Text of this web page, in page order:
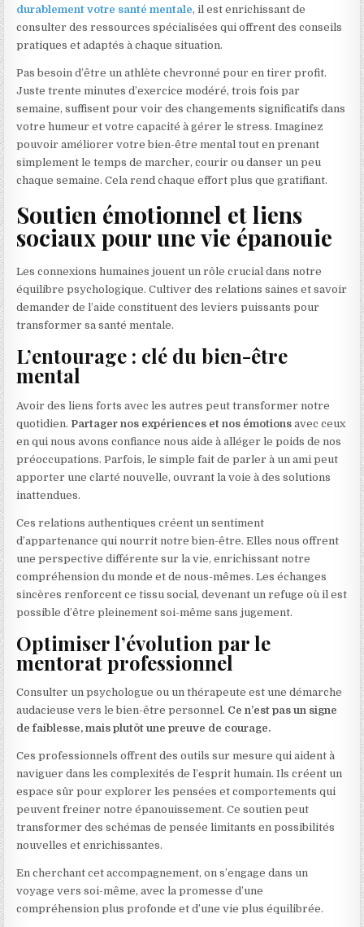
durablement votre santé mentale, il est enrichissant de
consulter des ressources spécialisées qui offrent des conseils
pratiques et adaptés à chaque situation.
Pas besoin d’être un athlète chevronné pour en tirer profit.
Juste trente minutes d’exercice modéré, trois fois par
semaine, suffisent pour voir des changements significatifs dans
votre humeur et votre capacité à gérer le stress. Imaginez
pouvoir améliorer votre bien-être mental tout en prenant
simplement le temps de marcher, courir ou danser un peu
chaque semaine. Cela rend chaque effort plus que gratifiant.
Soutien émotionnel et liens
sociaux pour une vie épanouie
Les connexions humaines jouent un rôle crucial dans notre
équilibre psychologique. Cultiver des relations saines et savoir
demander de l’aide constituent des leviers puissants pour
transformer sa santé mentale.
L’entourage : clé du bien-être
mental
Avoir des liens forts avec les autres peut transformer notre
quotidien. Partager nos expériences et nos émotions avec ceux
en qui nous avons confiance nous aide à alléger le poids de nos
préoccupations. Parfois, le simple fait de parler à un ami peut
apporter une clarté nouvelle, ouvrant la voie à des solutions
inattendues.
Ces relations authentiques créent un sentiment
d’appartenance qui nourrit notre bien-être. Elles nous offrent
une perspective différente sur la vie, enrichissant notre
compréhension du monde et de nous-mêmes. Les échanges
sincères renforcent ce tissu social, devenant un refuge où il est
possible d’être pleinement soi-même sans jugement.
Optimiser l’évolution par le
mentorat professionnel
Consulter un psychologue ou un thérapeute est une démarche
audacieuse vers le bien-être personnel. Ce n’est pas un signe
de faiblesse, mais plutôt une preuve de courage.
Ces professionnels offrent des outils sur mesure qui aident à
naviguer dans les complexités de l’esprit humain. Ils créent un
espace sûr pour explorer les pensées et comportements qui
peuvent freiner notre épanouissement. Ce soutien peut
transformer des schémas de pensée limitants en possibilités
nouvelles et enrichissantes.
En cherchant cet accompagnement, on s’engage dans un
voyage vers soi-même, avec la promesse d’une
compréhension plus profonde et d’une vie plus équilibrée.